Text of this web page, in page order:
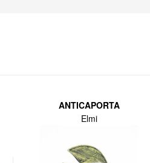
ANTICAPORTA
Elmi